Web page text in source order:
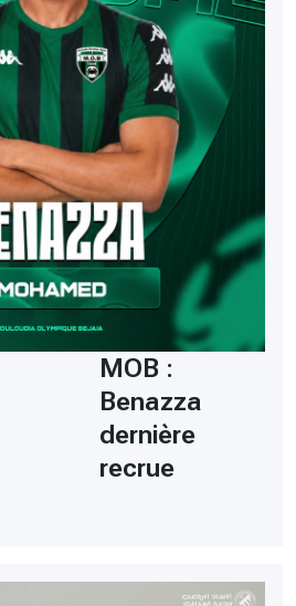
MOB :
Benazza
dernière
recrue